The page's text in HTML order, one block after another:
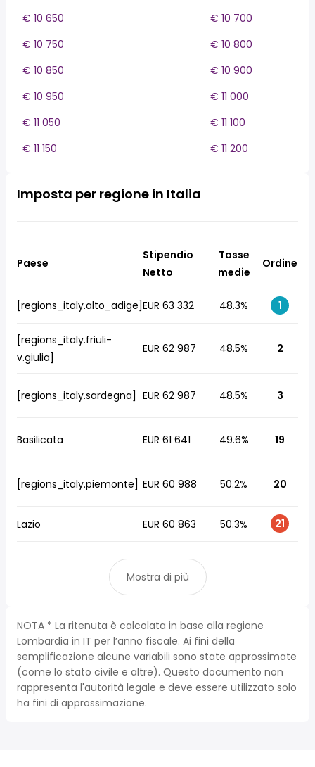
€ 10 650
€ 10 700
€ 10 750
€ 10 800
€ 10 850
€ 10 900
€ 10 950
€ 11 000
€ 11 050
€ 11 100
€ 11 150
€ 11 200
Imposta per regione in Italia
Paese
Stipendio
Netto
Tasse
medie
Ordine
[regions_italy.alto_adige]EUR 63 332 48.3% 1
[regions_italy.friuli-
v.giulia]
EUR 62 987 48.5% 2
[regions_italy.sardegna] EUR 62 987 48.5% 3
Basilicata EUR 61 641 49.6% 19
[regions_italy.piemonte] EUR 60 988 50.2% 20
Lazio EUR 60 863 50.3% 21
Mostra di più
NOTA * La ritenuta è calcolata in base alla regione
Lombardia in IT per l’anno fiscale. Ai fini della
semplificazione alcune variabili sono state approssimate
(come lo stato civile e altre). Questo documento non
rappresenta l'autorità legale e deve essere utilizzato solo
ha fini di approssimazione.